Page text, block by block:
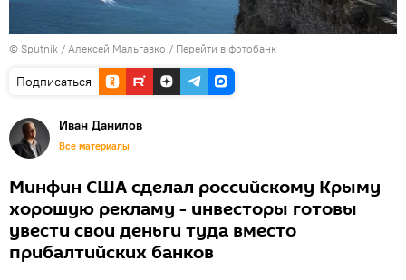
© Sputnik / Алексей Мальгавко / Перейти в фотобанк
Подписаться
Иван Данилов
Все материалы
Минфин США сделал российскому Крыму
хорошую рекламу - инвесторы готовы
увести свои деньги туда вместо
прибалтийских банков